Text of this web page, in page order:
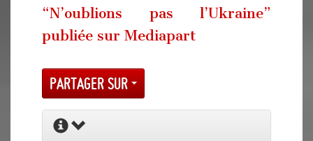
“N’oublions pas l’Ukraine”
publiée sur Mediapart
Partager sur